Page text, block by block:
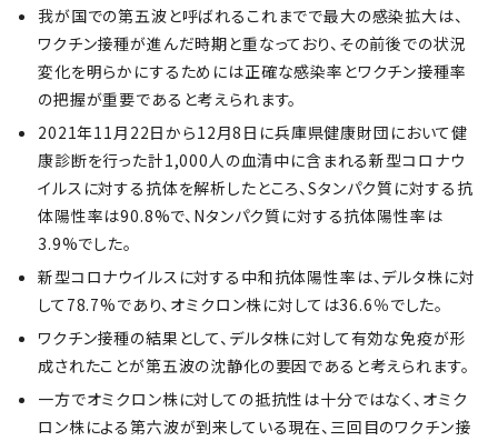
我が国での第五波と呼ばれるこれまでで最大の感染拡大は、
ワクチン接種が進んだ時期と重なっており、その前後での状況
変化を明らかにするためには正確な感染率とワクチン接種率
の把握が重要であると考えられます。
2021年11月22日から12月8日に兵庫県健康財団において健
康診断を行った計1,000人の血清中に含まれる新型コロナウ
イルスに対する抗体を解析したところ、Sタンパク質に対する抗
体陽性率は90.8%で、Nタンパク質に対する抗体陽性率は
3.9%でした。
新型コロナウイルスに対する中和抗体陽性率は、デルタ株に対
して78.7%であり、オミクロン株に対しては36.6％でした。
ワクチン接種の結果として、デルタ株に対して有効な免疫が形
成されたことが第五波の沈静化の要因であると考えられます。
一方でオミクロン株に対しての抵抗性は十分ではなく、オミク
ロン株による第六波が到来している現在、三回目のワクチン接